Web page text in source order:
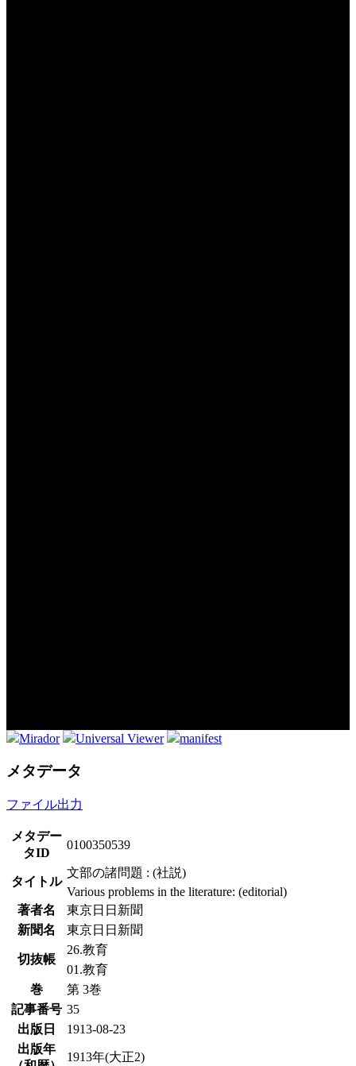
Mirador Universal Viewer manifest
メタデータ
ファイル出力
メタデー
タID
0100350539
タイトル
文部の諸問題 : (社説)
Various problems in the literature: (editorial)
著者名
東京日日新聞
新聞名
東京日日新聞
切抜帳
26.教育
01.教育
巻
第 3巻
記事番号 35
出版日
1913-08-23
出版年
1913年(大正2)